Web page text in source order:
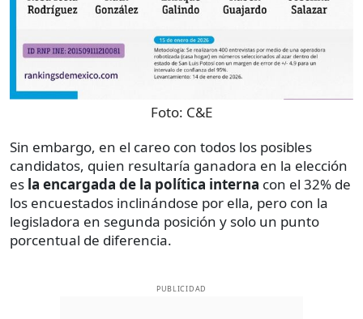
Foto: C&E
Sin embargo, en el careo con todos los posibles
candidatos, quien resultaría ganadora en la elección
es la encargada de la política interna con el 32% de
los encuestados inclinándose por ella, pero con la
legisladora en segunda posición y solo un punto
porcentual de diferencia.
PUBLICIDAD